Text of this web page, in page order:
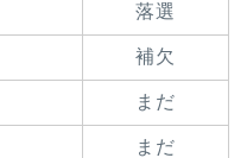
落選
補欠
まだ
まだ